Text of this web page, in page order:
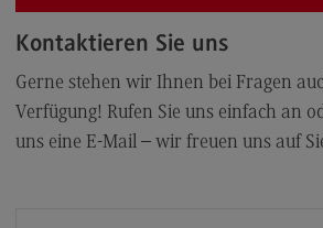
Kontaktieren Sie uns
Gerne stehen wir Ihnen bei Fragen
Verfügung! Rufen Sie uns einfach an
uns eine E-Mail – wir freuen uns auf